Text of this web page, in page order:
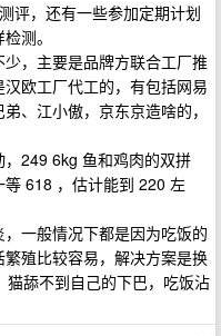
评，还有一些参加定期计划
测。
，主要是品牌方联合工厂推
欧工厂代工的，有包括网易
、江小傲，京东京造啥的，
249 6kg 鱼和鸡肉的双拼
618 ，估计能到 220 左
一般情况下都是因为吃饭的
殖比较容易，解决方案是换
舔不到自己的下巴，吃饭沾